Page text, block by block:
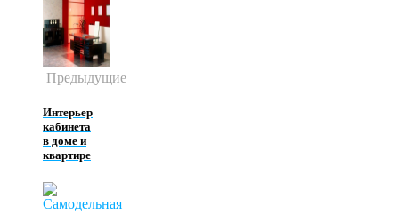
Предыдущие
Интерьер
кабинета
в доме и
квартире